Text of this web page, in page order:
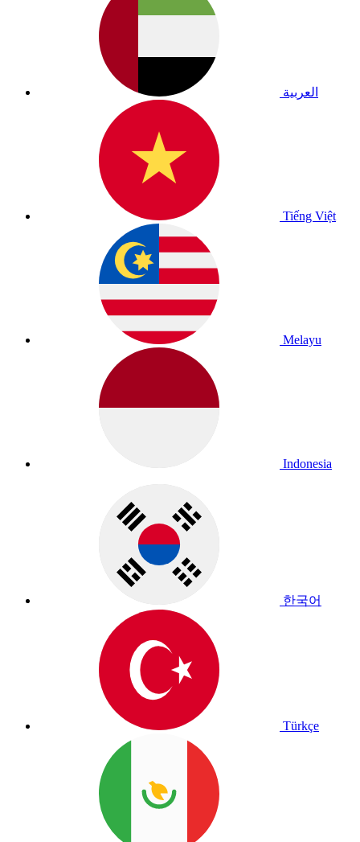
العربية
Tiếng Việt
Melayu
Indonesia
한국어
Türkçe